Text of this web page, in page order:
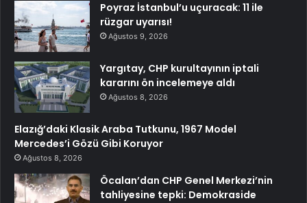
Poyraz İstanbul’u uçuracak: 11 ile
rüzgar uyarısı!
Ağustos 9, 2026
Yargıtay, CHP kurultayının iptali
kararını ön incelemeye aldı
Ağustos 8, 2026
Elazığ’daki Klasik Araba Tutkunu, 1967 Model
Mercedes’i Gözü Gibi Koruyor
Ağustos 8, 2026
Öcalan’dan CHP Genel Merkezi’nin
tahliyesine tepki: Demokraside